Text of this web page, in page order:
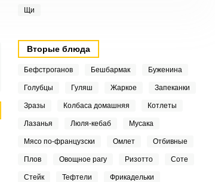
Щи
Вторые блюда
Бефстроганов Бешбармак Буженина
Голубцы Гуляш Жаркое Запеканки
Зразы Колбаса домашняя Котлеты
Лазанья Люля-кебаб Мусака
Мясо по-французски Омлет Отбивные
Плов Овощное рагу Ризотто Соте
Стейк Тефтели Фрикадельки